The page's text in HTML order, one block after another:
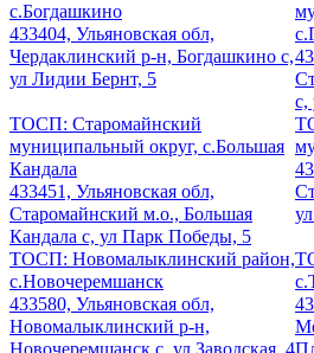
с.Богдашкино
433404, Ульяновская обл,
Чердаклинский р-н, Богдашкино с,
ул Лидии Бернт, 5
с,
ТОСП: Старомайнский
муниципальный округ, с.Большая
Кандала
433451, Ульяновская обл,
Старомайнский м.о., Большая
Кандала с, ул Парк Победы, 5
ТОСП: Новомалыклинский район,
с.Новочеремшанск
433580, Ульяновская обл,
Новомалыклинский р-н,
Новочеремшанск с, ул Заводская, 4